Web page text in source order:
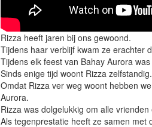
Rizza heeft jaren bij ons gewoond.
Tijdens haar verblijf kwam ze erachter
Tijdens elk feest van Bahay Aurora
Sinds enige tijd woont Rizza
Omdat Rizza ver weg woont hebben
Aurora.
Rizza was dolgelukkig om alle
Als tegenprestatie heeft ze samen